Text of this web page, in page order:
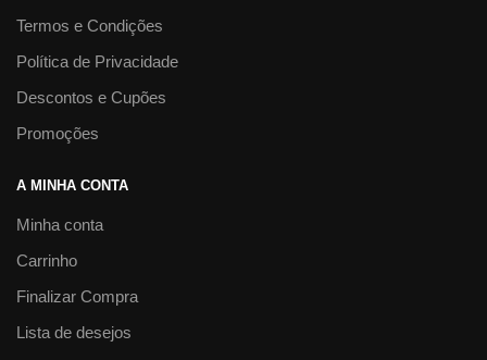
Termos e Condições
Política de Privacidade
Descontos e Cupões
Promoções
A MINHA CONTA
Minha conta
Carrinho
Finalizar Compra
Lista de desejos